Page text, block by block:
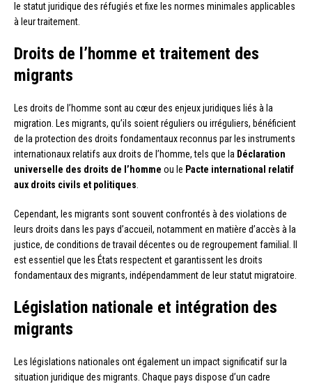
le statut juridique des réfugiés et fixe les normes minimales applicables
à leur traitement.
Droits de l’homme et traitement des
migrants
Les droits de l’homme sont au cœur des enjeux juridiques liés à la
migration. Les migrants, qu’ils soient réguliers ou irréguliers, bénéficient
de la protection des droits fondamentaux reconnus par les instruments
internationaux relatifs aux droits de l’homme, tels que la Déclaration
universelle des droits de l’homme ou le Pacte international relatif
aux droits civils et politiques.
Cependant, les migrants sont souvent confrontés à des violations de
leurs droits dans les pays d’accueil, notamment en matière d’accès à la
justice, de conditions de travail décentes ou de regroupement familial. Il
est essentiel que les États respectent et garantissent les droits
fondamentaux des migrants, indépendamment de leur statut migratoire.
Législation nationale et intégration des
migrants
Les législations nationales ont également un impact significatif sur la
situation juridique des migrants. Chaque pays dispose d’un cadre